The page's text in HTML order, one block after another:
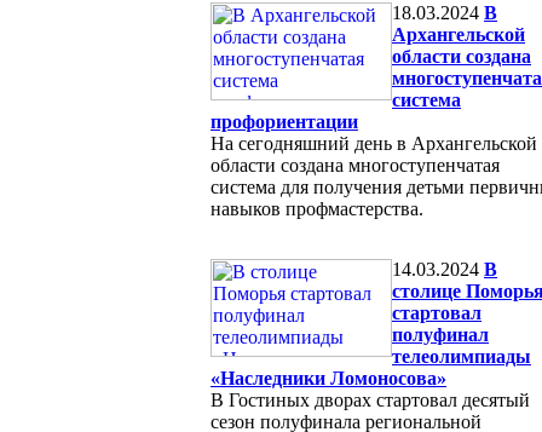
18.03.2024 В
Архангельской
области создана
система
профориентации
На сегодняшний день в Архангельской
области создана многоступенчатая
система для получения детьми
навыков профмастерства.
14.03.2024 В
столице
стартовал
полуфинал
телеолимпиады
«Наследники Ломоносова»
В Гостиных дворах стартовал десятый
сезон полуфинала региональной